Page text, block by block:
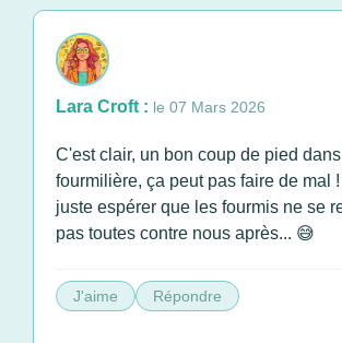
Lara Croft : le 07 Mars 2026
C'est clair, un bon coup de pied
fourmilière, ça peut pas faire de mal
juste espérer que les fourmis ne se
pas toutes contre nous après... 😅
J'aime Répondre